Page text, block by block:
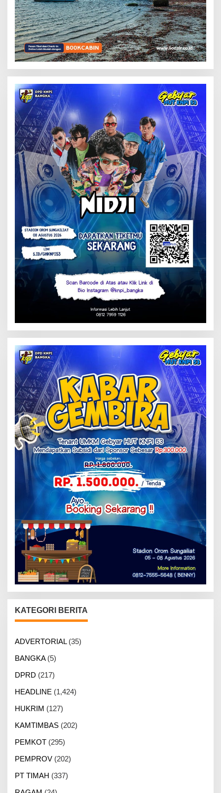
KATEGORI BERITA
ADVERTORIAL(35)
BANGKA(5)
DPRD (217)
HEADLINE (1,424)
HUKRIM (127)
KAMTIMBAS (202)
PEMKOT (295)
PEMPROV (202)
PT TIMAH (337)